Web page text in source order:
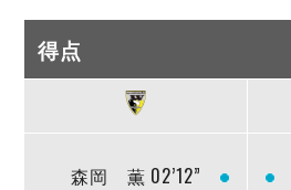
得点
森岡 薫 02’12”